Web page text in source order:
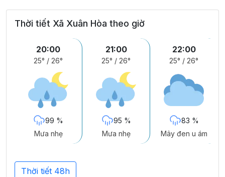
Thời tiết Xã Xuân Hòa theo giờ
20:00
25° / 26°
99 %
Mưa nhẹ
21:00
25° / 26°
95 %
Mưa nhẹ
22:00
25° / 26°
83 %
Mây đen u ám
Thời tiết 48h